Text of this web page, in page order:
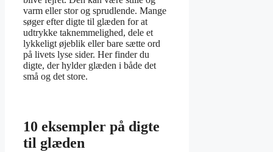
varm eller stor og sprudlende. Mange
søger efter digte til glæden for at
udtrykke taknemmelighed, dele et
lykkeligt øjeblik eller bare sætte ord
på livets lyse sider. Her finder du
digte, der hylder glæden i både det
små og det store.
10 eksempler på digte
til glæden